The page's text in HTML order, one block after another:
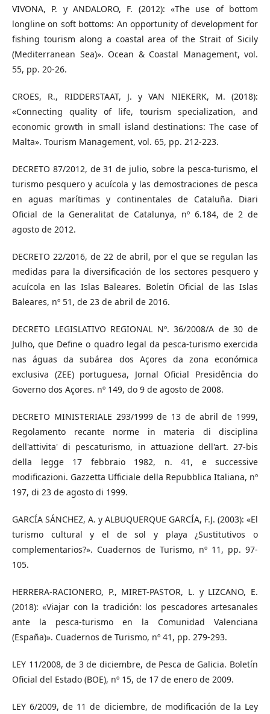
VIVONA, P. y ANDALORO, F. (2012): «The use of bottom
longline on soft bottoms: An opportunity of development for
fishing tourism along a coastal area of the Strait of Sicily
(Mediterranean Sea)». Ocean & Coastal Management, vol.
55, pp. 20-26.
CROES, R., RIDDERSTAAT, J. y VAN NIEKERK, M. (2018):
«Connecting quality of life, tourism specialization, and
economic growth in small island destinations: The case of
Malta». Tourism Management, vol. 65, pp. 212-223.
DECRETO 87/2012, de 31 de julio, sobre la pesca-turismo, el
turismo pesquero y acuícola y las demostraciones de pesca
en aguas marítimas y continentales de Cataluña. Diari
Oficial de la Generalitat de Catalunya, nº 6.184, de 2 de
agosto de 2012.
DECRETO 22/2016, de 22 de abril, por el que se regulan las
medidas para la diversificación de los sectores pesquero y
acuícola en las Islas Baleares. Boletín Oficial de las Islas
Baleares, nº 51, de 23 de abril de 2016.
DECRETO LEGISLATIVO REGIONAL Nº. 36/2008/A de 30 de
Julho, que Define o quadro legal da pesca-turismo exercida
nas águas da subárea dos Açores da zona económica
exclusiva (ZEE) portuguesa, Jornal Oficial Presidência do
Governo dos Açores. nº 149, do 9 de agosto de 2008.
DECRETO MINISTERIALE 293/1999 de 13 de abril de 1999,
Regolamento recante norme in materia di disciplina
dell'attivita' di pescaturismo, in attuazione dell'art. 27-bis
della legge 17 febbraio 1982, n. 41, e successive
modificazioni. Gazzetta Ufficiale della Repubblica Italiana, nº
197, di 23 de agosto di 1999.
GARCÍA SÁNCHEZ, A. y ALBUQUERQUE GARCÍA, F.J. (2003): «El
turismo cultural y el de sol y playa ¿Sustitutivos o
complementarios?». Cuadernos de Turismo, nº 11, pp. 97-
105.
HERRERA-RACIONERO, P., MIRET-PASTOR, L. y LIZCANO, E.
(2018): «Viajar con la tradición: los pescadores artesanales
ante la pesca-turismo en la Comunidad Valenciana
(España)». Cuadernos de Turismo, nº 41, pp. 279-293.
LEY 11/2008, de 3 de diciembre, de Pesca de Galicia. Boletín
Oficial del Estado (BOE), nº 15, de 17 de enero de 2009.
LEY 6/2009, de 11 de diciembre, de modificación de la Ley